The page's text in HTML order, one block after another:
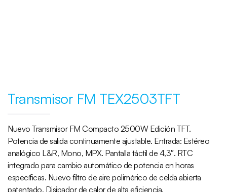
Transmisor FM TEX2503TFT
Nuevo Transmisor FM Compacto 2500W Edición TFT.
Potencia de salida continuamente ajustable. Entrada: Estéreo
analógico L&R, Mono, MPX. Pantalla táctil de 4,3″. RTC
integrado para cambio automático de potencia en horas
específicas. Nuevo filtro de aire polimérico de celda abierta
patentado. Disipador de calor de alta eficiencia.